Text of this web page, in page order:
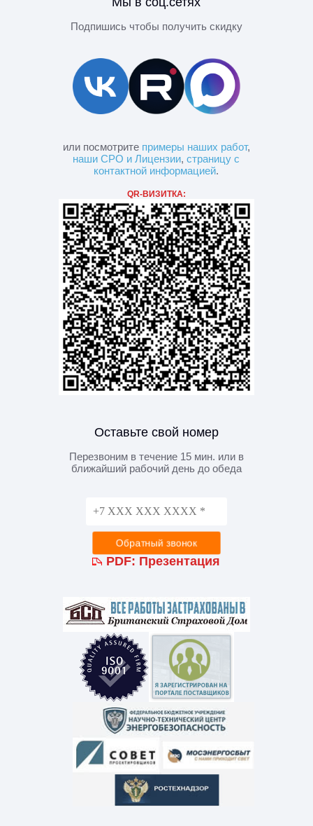
Подпишись чтобы получить скидку
или посмотрите примеры наших работ,
наши СРО и Лицензии,страницу с
контактной информацией.
QR-ВИЗИТКА:
Оставьте свой номер
Перезвоним в течение 15 мин. или в
ближайший рабочий день до обеда
PDF: Презентация